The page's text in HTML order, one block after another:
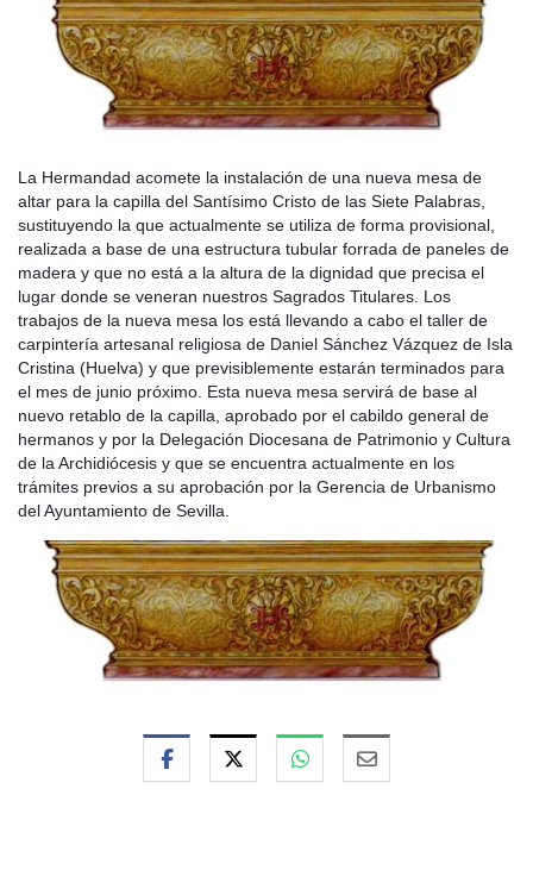
La Hermandad acomete la instalación de una nueva mesa de
altar para la capilla del Santísimo Cristo de las Siete Palabras,
sustituyendo la que actualmente se utiliza de forma provisional,
realizada a base de una estructura tubular forrada de paneles de
madera y que no está a la altura de la dignidad que precisa el
lugar donde se veneran nuestros Sagrados Titulares. Los
trabajos de la nueva mesa los está llevando a cabo el taller de
carpintería artesanal religiosa de Daniel Sánchez Vázquez de Isla
Cristina (Huelva) y que previsiblemente estarán terminados para
el mes de junio próximo. Esta nueva mesa servirá de base al
nuevo retablo de la capilla, aprobado por el cabildo general de
hermanos y por la Delegación Diocesana de Patrimonio y Cultura
de la Archidiócesis y que se encuentra actualmente en los
trámites previos a su aprobación por la Gerencia de Urbanismo
del Ayuntamiento de Sevilla.